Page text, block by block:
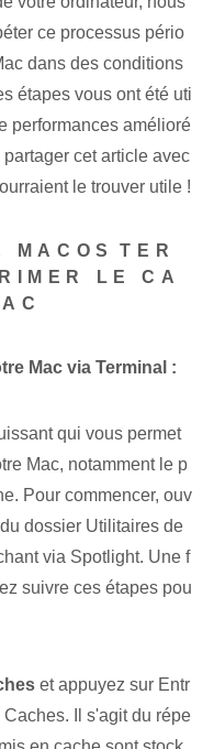
ce processus pério
dans des conditions
étapes vous ont été uti
performances amélioré
cet article avec
le trouver utile !
MACOS⁢TER
LE CA
Mac via Terminal :
qui vous permet
Mac, notamment le p
Pour commencer,⁢ ouv
dossier Utilitaires de
via Spotlight. Une f
suivre ces étapes pou
et appuyez sur Entr
Il s'agit du répe